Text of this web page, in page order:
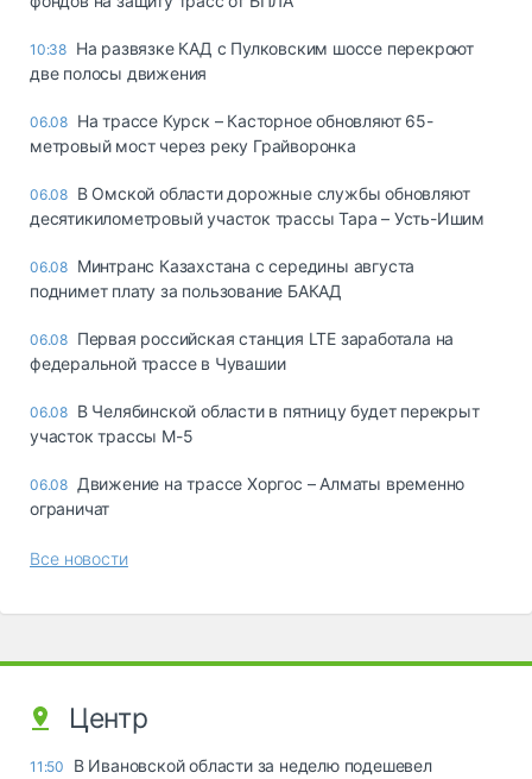
10:38 На развязке КАД с Пулковским шоссе перекроют
две полосы движения
06.08 На трассе Курск – Касторное обновляют 65-
метровый мост через реку Грайворонка
06.08 В Омской области дорожные службы обновляют
десятикилометровый участок трассы Тара – Усть-Ишим
06.08 Минтранс Казахстана с середины августа
поднимет плату за пользование БАКАД
06.08 Первая российская станция LTE заработала на
федеральной трассе в Чувашии
06.08 В Челябинской области в пятницу будет перекрыт
участок трассы М-5
06.08 Движение на трассе Хоргос – Алматы временно
ограничат
Все новости
Центр
11:50
В Ивановской области за неделю подешевел